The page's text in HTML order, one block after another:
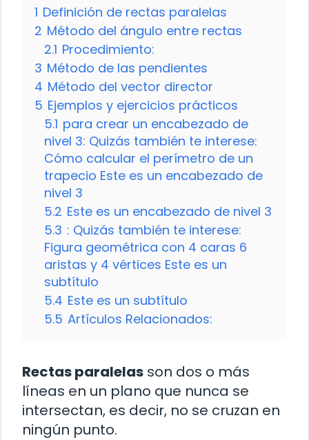
1 Definición de rectas paralelas
2 Método del ángulo entre rectas
2.1 Procedimiento:
3 Método de las pendientes
4 Método del vector director
5 Ejemplos y ejercicios prácticos
5.1 para crear un encabezado de
nivel 3: Quizás también te interese:
Cómo calcular el perímetro de un
trapecio Este es un encabezado de
nivel 3
5.2 Este es un encabezado de nivel 3
5.3 : Quizás también te interese:
Figura geométrica con 4 caras 6
aristas y 4 vértices Este es un
subtítulo
5.4 Este es un subtítulo
5.5 Artículos Relacionados:
Rectas paralelas son dos o más
líneas en un plano que nunca se
intersectan, es decir, no se cruzan en
ningún punto.